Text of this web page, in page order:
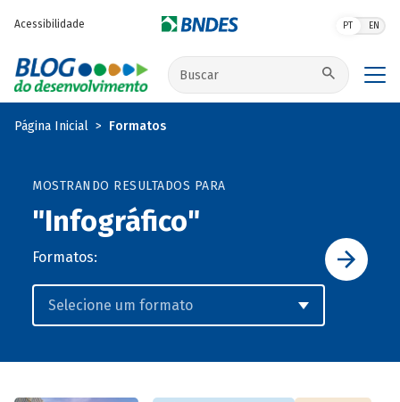
Acessibilidade PT EN
Buscar no site
Página Inicial Formatos
MOSTRANDO RESULTADOS PARA
"Infográfico"
Formatos: